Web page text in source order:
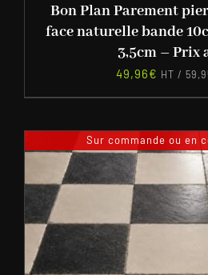
Bon Plan Parement
face naturelle bande
3,5cm – Prix
49,96€ HT /
Sur commande ou en